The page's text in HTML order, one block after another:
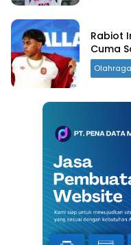
Rabiot
Cuma
Olahraga